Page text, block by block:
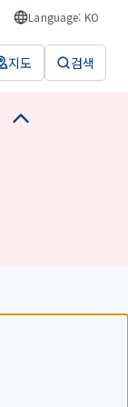
Language: KO
지도 검색